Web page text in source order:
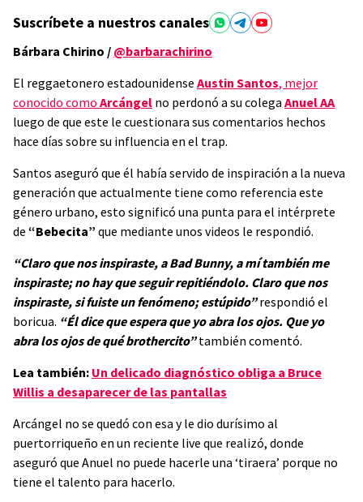
Suscríbete a nuestros canales
Bárbara Chirino / @barbarachirino
El reggaetonero estadounidense Austin Santos, mejor
conocido como Arcángel no perdonó a su colega Anuel AA
luego de que este le cuestionara sus comentarios hechos
hace días sobre su influencia en el trap.
Santos aseguró que él había servido de inspiración a la nueva
generación que actualmente tiene como referencia este
género urbano, esto significó una punta para el intérprete
de “Bebecita” que mediante unos videos le respondió.
“Claro que nos inspiraste, a Bad Bunny, a mí también me
inspiraste; no hay que seguir repitiéndolo. Claro que nos
inspiraste, si fuiste un fenómeno; estúpido”respondió el
boricua. “Él dice que espera que yo abra los ojos. Que yo
abra los ojos de qué brothercito”también comentó.
Lea también: Un delicado diagnóstico obliga a Bruce
Willis a desaparecer de las pantallas
Arcángel no se quedó con esa y le dio durísimo al
puertorriqueño en un reciente live que realizó, donde
aseguró que Anuel no puede hacerle una ‘tiraera’ porque no
tiene el talento para hacerlo.